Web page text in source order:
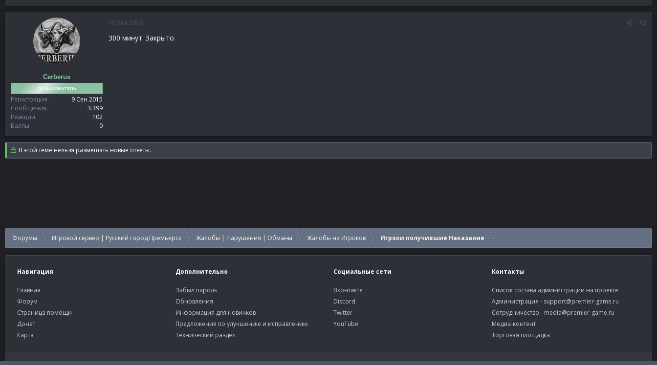
Cerberus
ПОЛЬЗОВАТЕЛЬ
Регистрация
9 Сен 2015
Сообщения
3.399
Реакции
102
Баллы
0
16 Янв 2016 #2
300 минут. Закрыто.
В этой теме нельзя размещать новые ответы.
Форумы Игровой сервер | Русский город Премьерск Жалобы | Нарушения | Обманы Жалобы на Игроков Игроки получившие Наказание
Навигация
Главная
Форум
Страница помощи
Донат
Карта
Дополнительно
Забыл пароль
Обновления
Информация для новичков
Предложения по улучшению и исправлению
Технический раздел
Социальные сети
Вконтакте
Discord
Twitter
YouTube
Контакты
Список состава администрации на проекте
Администрация - support@premier-game.ru
Сотрудничество - media@premier-game.ru
Медиа-контент
Торговая площадка